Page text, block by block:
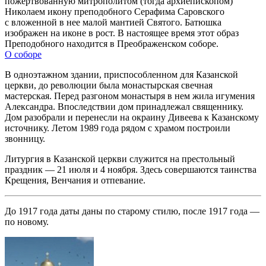
Николаем икону преподобного Серафима Саровского
с вложенной в нее малой мантией Святого. Батюшка
изображен на иконе в рост. В настоящее время этот образ
Преподобного находится в Преображенском соборе.
О соборе
В одноэтажном здании, приспособленном для Казанской
церкви, до революции была монастырская свечная
мастерская. Перед разгоном монастыря в нем жила игумения
Александра. Впоследствии дом принадлежал священнику.
Дом разобрали и перенесли на окраину Дивеева к Казанскому
источнику. Летом 1989 года рядом с храмом построили
звонницу.
Литургия в Казанской церкви служится на престольный
праздник — 21 июля и 4 ноября. Здесь совершаются таинства
Крещения, Венчания и отпевание.
До 1917 года даты даны по старому стилю, после 1917 года —
по новому.